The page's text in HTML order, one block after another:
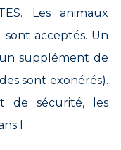
Les animaux
acceptés. Un
supplément de
sont exonérés).
de sécurité, les
l